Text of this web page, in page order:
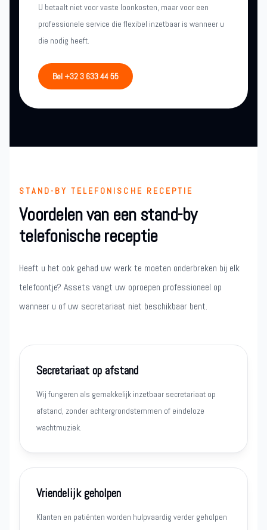
U betaalt niet voor vaste loonkosten, maar voor een
professionele service die flexibel inzetbaar is wanneer u
die nodig heeft.
Bel +32 3 633 44 55
STAND-BY TELEFONISCHE RECEPTIE
Voordelen van een stand-by
telefonische receptie
Heeft u het ook gehad uw werk te moeten onderbreken bij elk
telefoontje? Assets vangt uw oproepen professioneel op
wanneer u of uw secretariaat niet beschikbaar bent.
Secretariaat op afstand
Wij fungeren als gemakkelijk inzetbaar secretariaat op
afstand, zonder achtergrondstemmen of eindeloze
wachtmuziek.
Vriendelijk geholpen
Klanten en patiënten worden hulpvaardig verder geholpen